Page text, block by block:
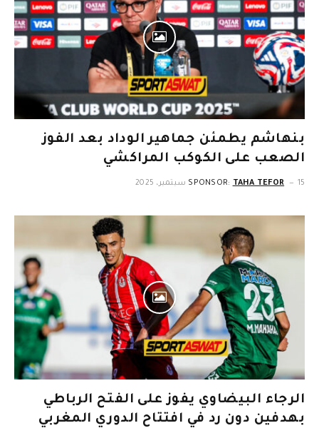
بنهاشم يطمئن جماهير الوداد بعد الفوز
الصعب على الكوكب المراكشي
SPONSOR: TAHA TEFOR 15 سبتمبر، 2025
الرجاء البيضاوي يفوز على الفتح الرباطي
بهدفين دون رد في افتتاح الدوري المغربي